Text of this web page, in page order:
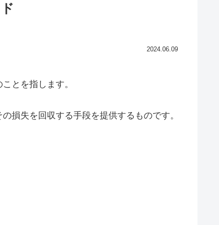
2024.06.09
とを指します。
損失を回収する手段を提供するものです。